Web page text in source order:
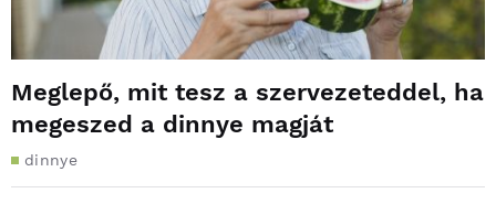
Meglepő, mit tesz a szervezeteddel, ha
megeszed a dinnye magját
dinnye